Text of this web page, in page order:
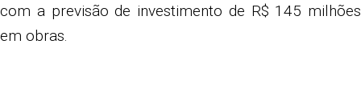
com a previsão de investimento de R$ 145 milhões
em obras.